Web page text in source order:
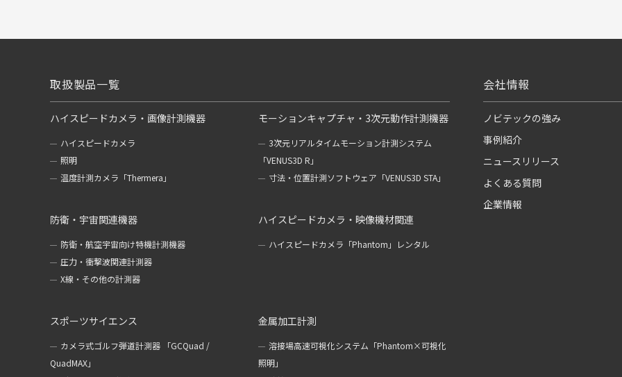
取扱製品一覧
ハイスピードカメラ・画像計測機器
ハイスピードカメラ
照明
温度計測カメラ「Thermera」
モーションキャプチャ・3次元動作計測機器
3次元リアルタイムモーション計測システム
「VENUS3D R」
寸法・位置計測ソフトウェア「VENUS3D STA」
防衛・宇宙関連機器
防衛・航空宇宙向け特機計測機器
圧力・衝撃波関連計測器
X線・その他の計測器
ハイスピードカメラ・映像機材関連
ハイスピードカメラ「Phantom」レンタル
スポーツサイエンス
カメラ式ゴルフ弾道計測器 「GCQuad /
QuadMAX」
金属加工計測
溶接場高速可視化システム「Phantom×可視化
照明」
会社情報
ノビテックの強み
事例紹介
ニュースリリース
よくある質問
企業情報